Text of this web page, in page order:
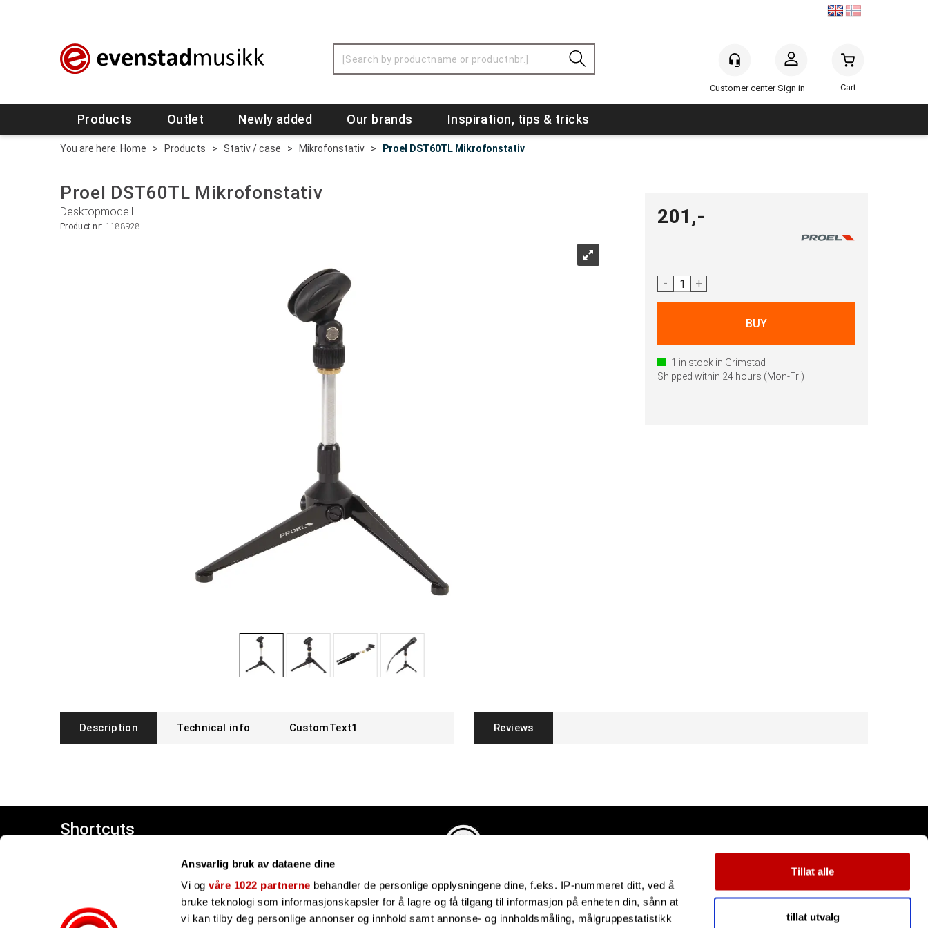
Ansvarlig bruk av dataene dine
Vi ogvåre 1022 partnerne behandler de personlige opplysningene dine, f.eks. IP-nummeret ditt, ved å
bruke teknologi som informasjonskapsler for å lagre og få tilgang til informasjon på enheten din, sånn at
vi kan tilby deg personlige annonser og innhold samt annonse- og innholdsmåling, målgruppestatistikk
Tillat alle
tillat utvalg
Sign in
Products Outlet Newly added Our brands Inspiration, tips & tricks
You are here: Home > Products > Stativ / case > Mikrofonstativ > Proel DST60TL Mikrofonstativ
Proel DST60TL Mikrofonstativ
Desktopmodell
Product nr: 1188928 201,-
- +
1 in stock in Grimstad
Shipped within 24 hours (Mon-Fri)
Description Technical info CustomText1 Reviews
Shortcuts
Industriveien 4
4879 Grimstad